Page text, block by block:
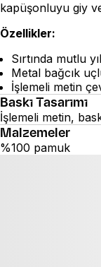
kapüşonluyu giy ve
Özellikler:
Sırtında mutlu
Metal bağcık
İşlemeli metin
Baskı Tasarımı
İşlemeli metin,
Malzemeler
%100 pamuk